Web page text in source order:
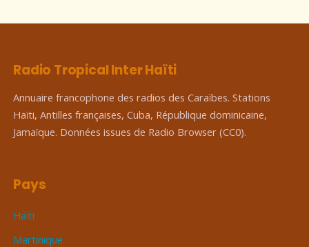
Radio Tropical Inter Haïti
Annuaire francophone des radios des Caraïbes. Stations
Haïti, Antilles françaises, Cuba, République dominicaine,
Jamaïque. Données issues de Radio Browser (CC0).
Pays
Haïti
Martinique